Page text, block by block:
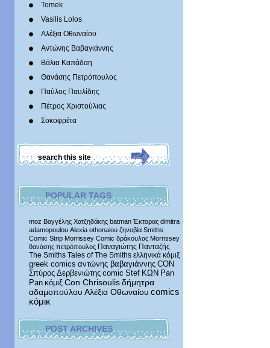
Tomek
Vasilis Lolos
Αλέξια Οθωναίου
Αντώνης Βαβαγιάννης
Βάλια Καπάδαη
Θανάσης Πετρόπουλος
Παύλος Παυλίδης
Πέτρος Χριστούλιας
Σοκοφρέτα
POPULAR TAGS
moz Βαγγέλης Χατζηδάκης batman Έκτορας dimitra
adamopoulou Alexia othonaiou ζηνοβία Smiths
Comic Strip Morrissey Comic δράκουλας Morrissey
θανάσης πετρόπουλος Παναγιώτης Πανταζής
The Smiths Tales of The Smiths ελληνικά κόμιξ
greek comics αντώνης βαβαγιάννης CON
Σπύρος Δερβενιώτης comic Stef ΚΩΝ Pan
Pan κόμιξ Con Chrisoulis δήμητρα
αδαμοπούλου Αλέξια Οθωναίου comics
κόμικ
POST ARCHIVES